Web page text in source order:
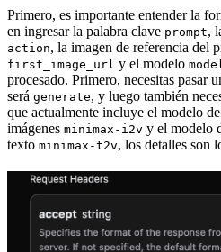
Primero, es importante entender la
en ingresar la palabra clave prompt,
action, la imagen de referencia del
first_image_url y el modelo model
procesado. Primero, necesitas pasar
será generate, y luego también
que actualmente incluye el modelo
imágenes minimax-i2v y el modelo
texto minimax-t2v, los detalles son